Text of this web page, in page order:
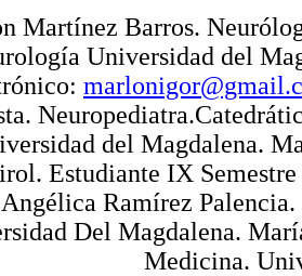
Martínez Barros.
Universidad del
del Magdalena.
Estudiante IX
Angélica Ramírez
Del Magdalena.
Medicina.